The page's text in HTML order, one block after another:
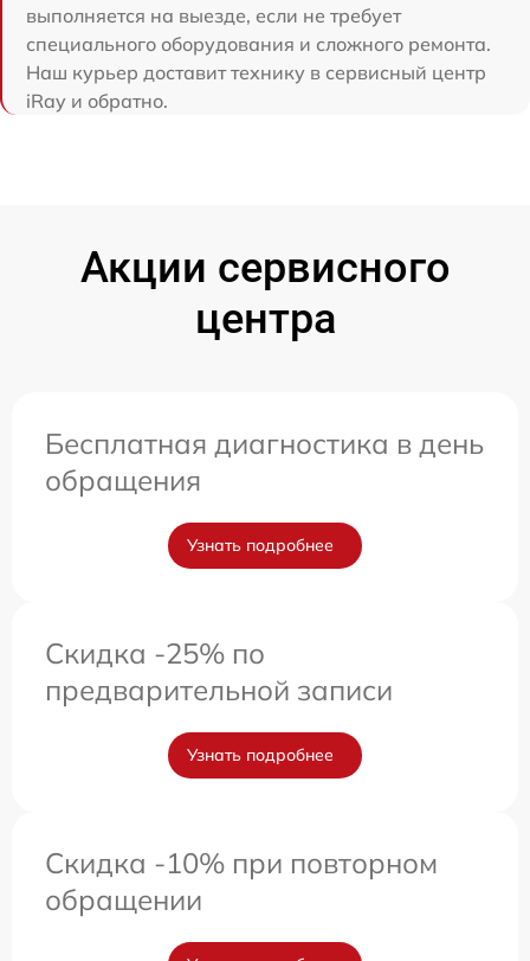
выполняется на выезде, если не требует
специального оборудования и сложного ремонта.
Наш курьер доставит технику в сервисный центр
iRay и обратно.
Акции сервисного
центра
Бесплатная диагностика в день
обращения
Узнать подробнее
Скидка -25% по
предварительной записи
Узнать подробнее
Скидка -10% при повторном
обращении